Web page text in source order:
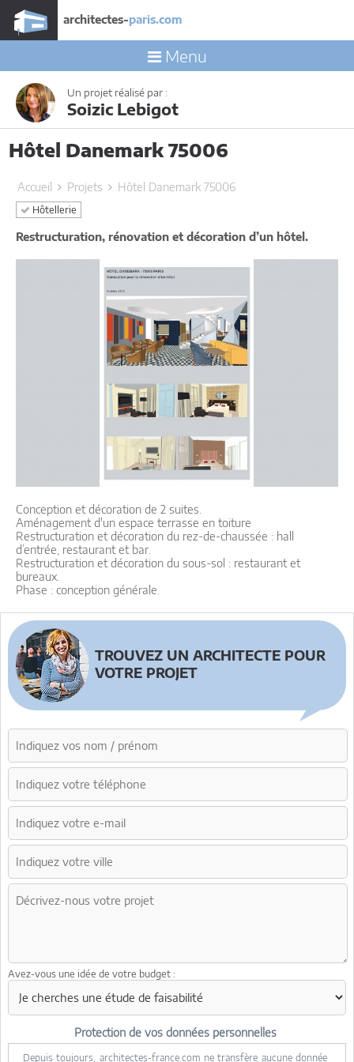
architectes-paris.com
Menu
Un projet réalisé par :
Soizic Lebigot
Hôtel Danemark 75006
Accueil Projets Hôtel Danemark 75006
Hôtellerie
Restructuration, rénovation et décoration d’un hôtel.
Conception et décoration de 2 suites.
Aménagement d'un espace terrasse en toiture
Restructuration et décoration du rez-de-chaussée : hall
d’entrée, restaurant et bar.
Restructuration et décoration du sous-sol : restaurant et
bureaux.
Phase : conception générale.
TROUVEZ UN ARCHITECTE POUR
VOTRE PROJET
Avez-vous une idée de votre budget :
Protection de vos données personnelles
Depuis toujours, architectes-france.com ne transfère aucune donnée